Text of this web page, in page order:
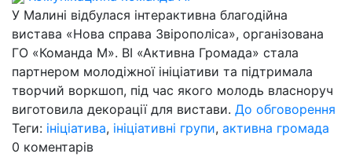
У Малині відбулася інтерактивна благодійна
вистава «Нова справа Звірополіса», організована
ГО «Команда М». ВІ «Активна Громада» стала
партнером молодіжної ініціативи та підтримала
творчий воркшоп, під час якого молодь власноруч
виготовила декорації для вистави. До обговорення
Теги: ініціатива, ініціативні групи, активна громада
0 коментарів